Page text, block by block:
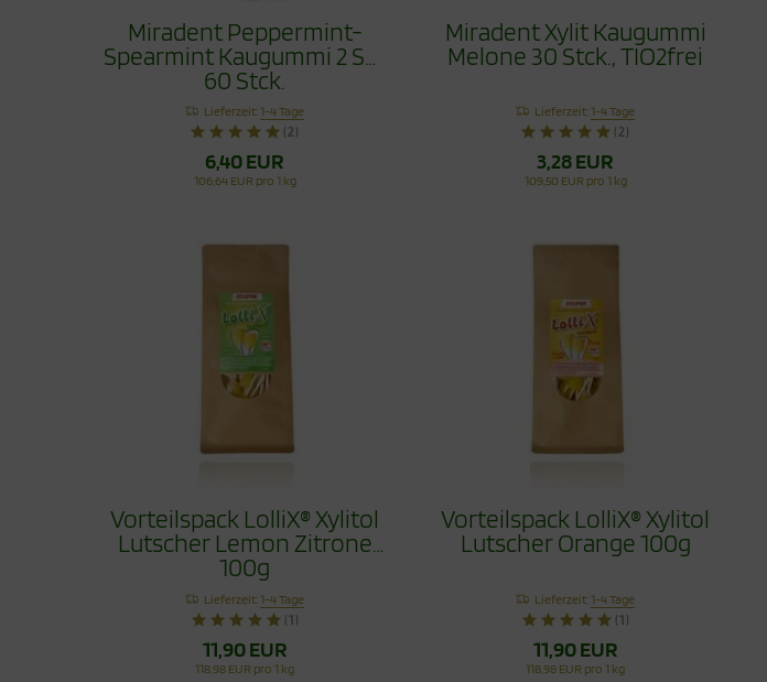
Miradent Peppermint-
Spearmint Kaugummi 2 Set
60 Stck.
Lieferzeit:1-4 Tage
(2)
6,40 EUR
106,64 EUR pro 1 kg
Miradent Xylit Kaugummi
Melone 30 Stck., TIO2frei
Lieferzeit:1-4 Tage
(2)
3,28 EUR
109,50 EUR pro 1 kg
Vorteilspack LolliX® Xylitol
Lutscher Lemon Zitrone
100g
Lieferzeit:1-4 Tage
(1)
11,90 EUR
118,98 EUR pro 1 kg
Vorteilspack LolliX® Xylitol
Lutscher Orange 100g
Lieferzeit:1-4 Tage
(1)
11,90 EUR
118,98 EUR pro 1 kg